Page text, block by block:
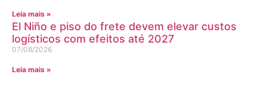
Leia mais »
El Niño e piso do frete devem elevar custos
logísticos com efeitos até 2027
07/08/2026
Leia mais »